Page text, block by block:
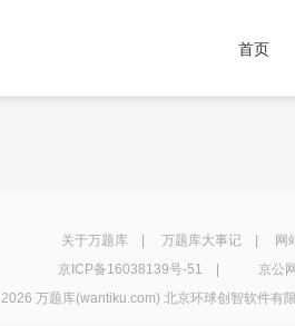
首页
关于万题库| 万题库大事记| 网
京ICP备16038139号-51
京公
2026 万题库(wantiku.com) 北京环球创智软件